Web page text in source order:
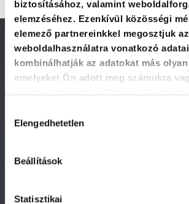
biztosításához, valamint
elemzéséhez. Ezenkívül közösségi
elemező partnereinkkel megosztjuk
weboldalhasználatra vonatkozó
kombinálhatják az adatokat más
amelyeket Ön adott meg számukra
kiválasztása
Elengedhetetlen
Beállítások
Statisztikai